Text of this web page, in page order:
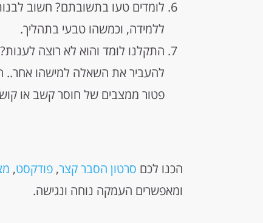
לומדים טעו בתשובתם? חשוב
ללמידה, וכמשהו טבעי בתהליך.
התקלנו לומד והוא לא רוצה
להעביר את השאלה למישהו אחר..
פטור ממצבים של חוסר קשב או
הכנו לכם סרטון הסבר קצר, פודקסט,
ומאפשרים העמקה נוחה ונגישה.